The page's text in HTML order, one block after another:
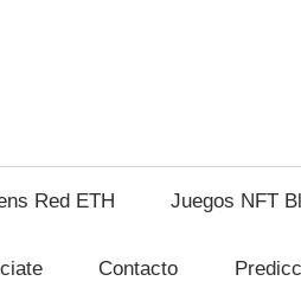
Red ETH Juegos NFT
Contacto